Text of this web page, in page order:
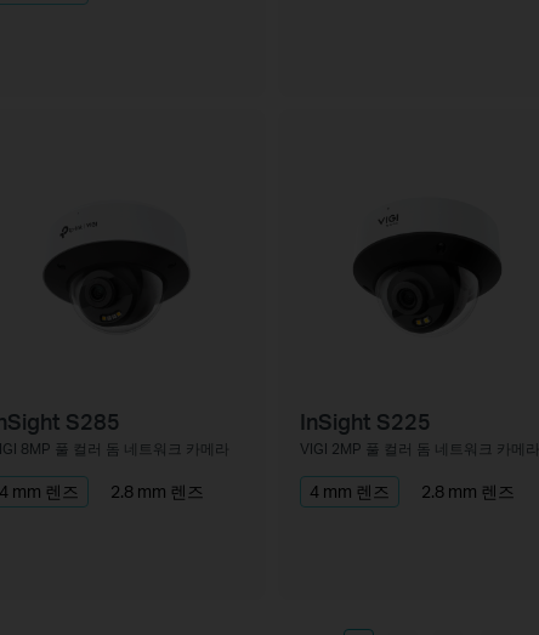
S285
8MP 풀 컬러 돔 네트워크 카메라
mm 렌즈 2.8 mm 렌즈
InSight S225
VIGI 2MP 풀 컬러 돔 네트워크 카메라
4 mm 렌즈 2.8 mm 렌즈